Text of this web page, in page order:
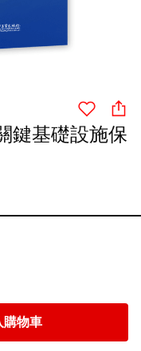
鍵基礎設施保
購物車